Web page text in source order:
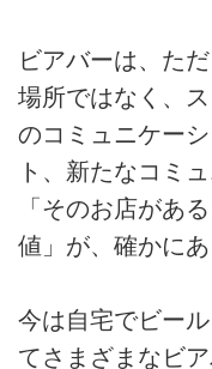
ビアバーは、た
場所ではなく、
のコミュニケー
ト、新たなコミ
「そのお店があ
値」が、確かにあ
今は自宅でビー
てさまざまなビ